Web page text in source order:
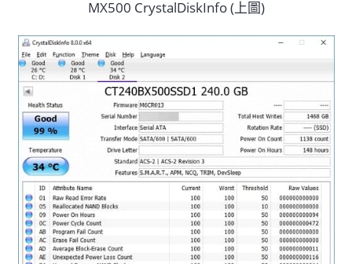
MX500 CrystalDiskInfo (上圖)